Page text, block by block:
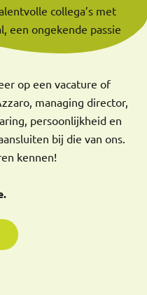
collega’s met
een ongekende passie
op een vacature of
managing director,
persoonlijkheid en
bij die van ons.
kennen!